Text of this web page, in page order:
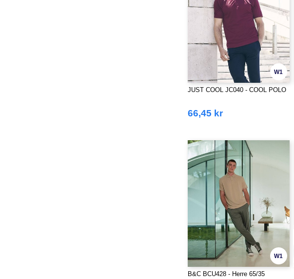
W1
JUST COOL JC040 - COOL POLO
66,45 kr
W1
B&C BCU428 - Herre 65/35